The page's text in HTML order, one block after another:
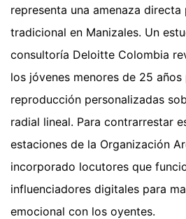
representa una amenaza
tradicional en Manizales. Un
consultoría Deloitte Colombia
los jóvenes menores de 25
reproducción personalizadas
radial lineal. Para contrarrestar
estaciones de la Organización
incorporado locutores que
influenciadores digitales para
emocional con los oyentes.